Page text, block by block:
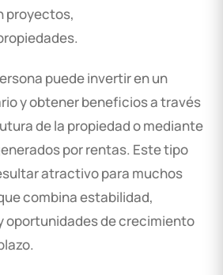
proyectos,
puede invertir en un
y obtener beneficios a través
de la propiedad o mediante
por rentas. Este tipo
atractivo para muchos
combina estabilidad,
oportunidades de crecimiento